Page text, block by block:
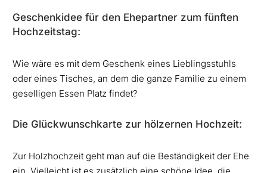
Geschenkidee für den Ehepartner zum fünften
Hochzeitstag:
Wie wäre es mit dem Geschenk eines Lieblingsstuhls
oder eines Tisches, an dem die ganze Familie zu einem
geselligen Essen Platz findet?
Die Glückwunschkarte zur hölzernen Hochzeit:
Zur Holzhochzeit geht man auf die Beständigkeit der Ehe